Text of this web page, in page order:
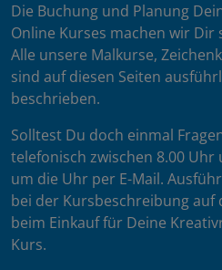
Die Buchung und Planung
Online Kurses machen wir Dir
Alle unsere Malkurse,
sind auf diesen Seiten
beschrieben.
Solltest Du doch einmal
telefonisch zwischen 8.00
um die Uhr per E-Mail.
bei der Kursbeschreibung auf
beim Einkauf für Deine
Kurs.